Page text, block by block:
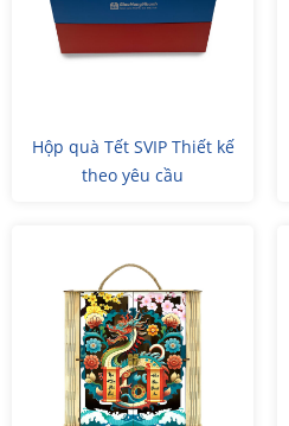
Hộp quà Tết SVIP Thiết kế
theo yêu cầu